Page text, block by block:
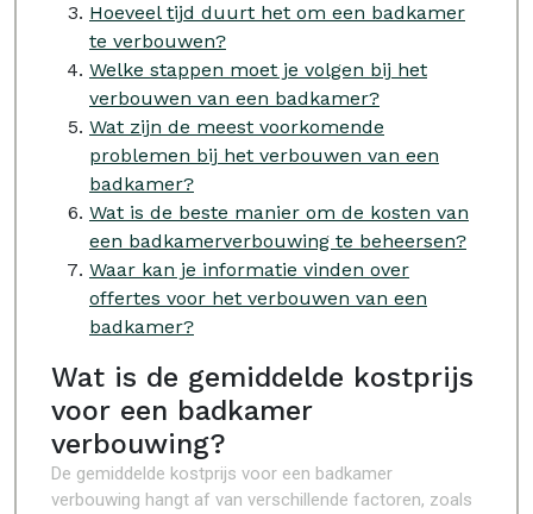
Hoeveel tijd duurt het om een badkamer
te verbouwen?
Welke stappen moet je volgen bij het
verbouwen van een badkamer?
Wat zijn de meest voorkomende
problemen bij het verbouwen van een
badkamer?
Wat is de beste manier om de kosten van
een badkamerverbouwing te beheersen?
Waar kan je informatie vinden over
offertes voor het verbouwen van een
badkamer?
Wat is de gemiddelde kostprijs
voor een badkamer
verbouwing?
De gemiddelde kostprijs voor een badkamer
verbouwing hangt af van verschillende factoren, zoals